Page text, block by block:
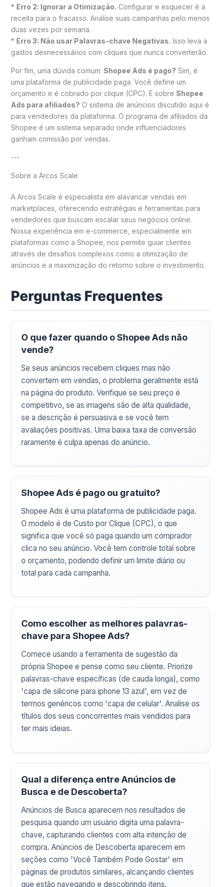
* Erro 2: Ignorar a Otimização. Configurar e esquecer é a
receita para o fracasso. Analise suas campanhas pelo menos
duas vezes por semana.
* Erro 3: Não usar Palavras-chave Negativas. Isso leva a
gastos desnecessários com cliques que nunca converterão.
Por fim, uma dúvida comum: Shopee Ads é pago? Sim, é
uma plataforma de publicidade paga. Você define um
orçamento e é cobrado por clique (CPC). E sobre Shopee
Ads para afiliados? O sistema de anúncios discutido aqui é
para vendedores da plataforma. O programa de afiliados da
Shopee é um sistema separado onde influenciadores
ganham comissão por vendas.
---
Sobre a Arcos Scale
A Arcos Scale é especialista em alavancar vendas em
marketplaces, oferecendo estratégias e ferramentas para
vendedores que buscam escalar seus negócios online.
Nossa experiência em e-commerce, especialmente em
plataformas como a Shopee, nos permite guiar clientes
através de desafios complexos como a otimização de
anúncios e a maximização do retorno sobre o investimento.
Perguntas Frequentes
O que fazer quando o Shopee Ads não
vende?
Se seus anúncios recebem cliques mas não
convertem em vendas, o problema geralmente está
na página do produto. Verifique se seu preço é
competitivo, se as imagens são de alta qualidade,
se a descrição é persuasiva e se você tem
avaliações positivas. Uma baixa taxa de conversão
raramente é culpa apenas do anúncio.
Shopee Ads é pago ou gratuito?
Shopee Ads é uma plataforma de publicidade paga.
O modelo é de Custo por Clique (CPC), o que
significa que você só paga quando um comprador
clica no seu anúncio. Você tem controle total sobre
o orçamento, podendo definir um limite diário ou
total para cada campanha.
Como escolher as melhores palavras-
chave para Shopee Ads?
Comece usando a ferramenta de sugestão da
própria Shopee e pense como seu cliente. Priorize
palavras-chave específicas (de cauda longa), como
'capa de silicone para iphone 13 azul', em vez de
termos genéricos como 'capa de celular'. Analise os
títulos dos seus concorrentes mais vendidos para
ter mais ideias.
Qual a diferença entre Anúncios de
Busca e de Descoberta?
Anúncios de Busca aparecem nos resultados de
pesquisa quando um usuário digita uma palavra-
chave, capturando clientes com alta intenção de
compra. Anúncios de Descoberta aparecem em
seções como 'Você Também Pode Gostar' em
páginas de produtos similares, alcançando clientes
que estão navegando e descobrindo itens.